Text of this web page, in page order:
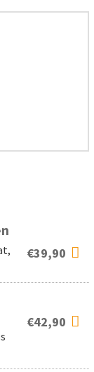
€39,90
€42,90